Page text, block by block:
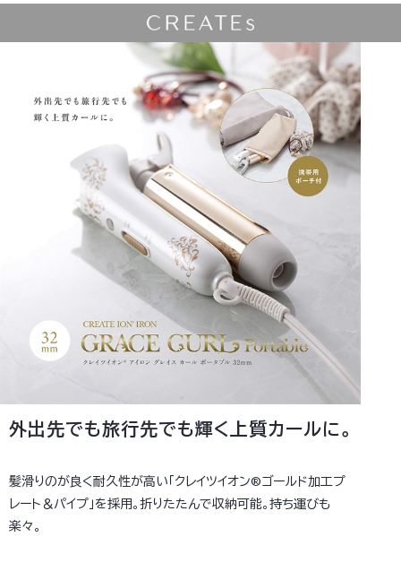
外出先でも旅行先でも輝く上質カールに。
髪滑りのが良く耐久性が高い「クレイツイオン®ゴールド加工プ
レート＆パイプ」を採用。折りたたんで収納可能。持ち運びも
楽々。